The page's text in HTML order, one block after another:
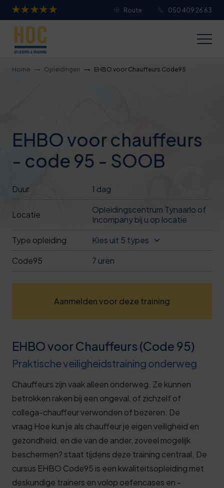
Route 050 409 26 63
Home Opleidingen EHBO voor Chauffeurs Code95
EHBO voor chauffeurs
- code 95 - SOOB
Duur 1 dag
Locatie
Opleidingscentrum Tynaarlo of
Incompany bij u op locatie
Type opleiding
Kies uit 5 types
Code95
7 uren
Aanmelden voor deze training
EHBO voor Chauffeurs (Code 95)
Praktische veiligheidstraining onderweg
Chauffeurs zijn vaak alleen onderweg. Ze kunnen
betrokken raken bij een ongeval, of zichzelf of
collega-chauffeur verwonden of bezeren. De
vraag Hoe kun je als chauffeur je eigen veiligheid en
gezondheid, en die van de ander, zoveel mogelijk
beschermen? staat tijdens deze training centraal. De
cursus EHBO Code95 is een kwaliteitsopleiding met
deskundige trainers en volop oefencases en -
Je overall waardering
Titel van je beoordeling
Je naam
ervaring.
Verzend beoordeling